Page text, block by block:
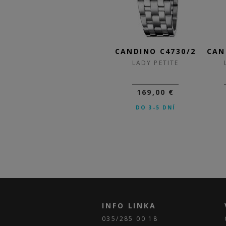
CANDINO C4730/2
LADY PETITE
169,00 €
DO 3-5 DNÍ
INFO LINKA
035/285 00 18